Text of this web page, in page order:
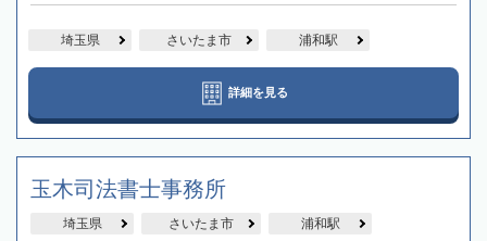
埼玉県 さいたま市 浦和駅
詳細を見る
玉木司法書士事務所
埼玉県 さいたま市 浦和駅